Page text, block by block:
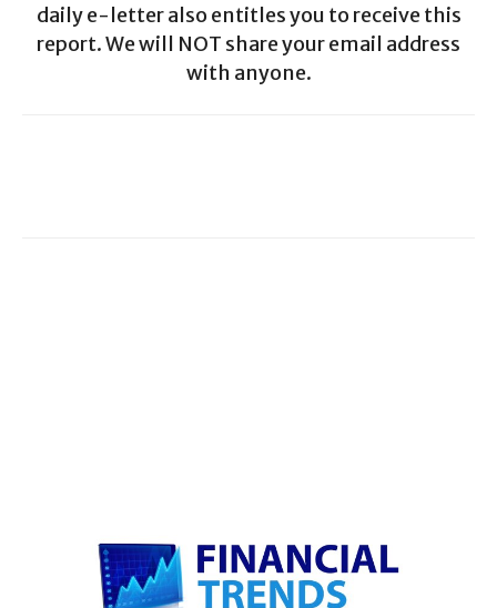
daily e-letter also entitles you to receive this
report. We will NOT share your email address
with anyone.